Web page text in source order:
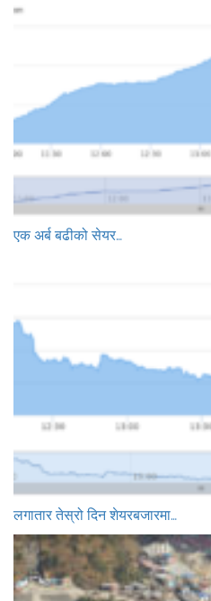
एक अर्ब बढीको सेयर…
लगातार तेस्रो दिन शेयरबजारमा…